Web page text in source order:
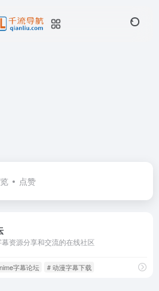
点赞
资源分享和交流的在线社区
字幕论坛 # 动漫字幕下载